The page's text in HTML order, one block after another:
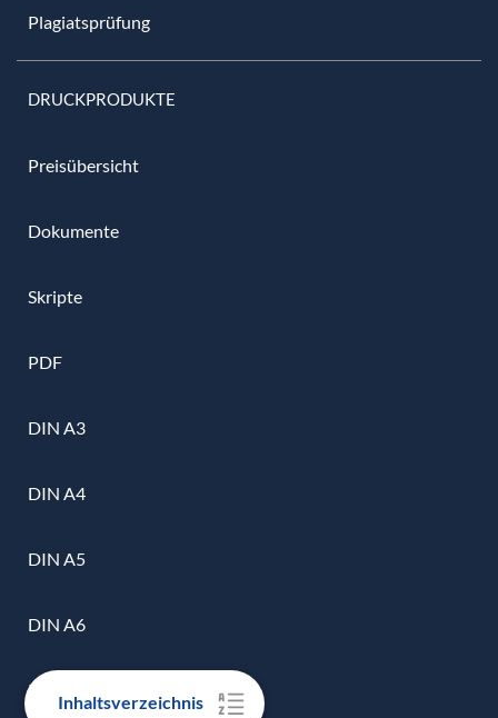
Inhaltsverzeichnis
Plagiatsprüfung
DRUCKPRODUKTE
Preisübersicht
Dokumente
Skripte
PDF
DIN A3
DIN A4
DIN A5
DIN A6
Farbkopien